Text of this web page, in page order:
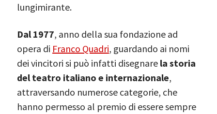
lungimirante.
Dal 1977, anno della sua fondazione ad
opera di Franco Quadri, guardando ai nomi
dei vincitori si può infatti disegnare la storia
del teatro italiano e internazionale,
attraversando numerose categorie, che
hanno permesso al premio di essere sempre